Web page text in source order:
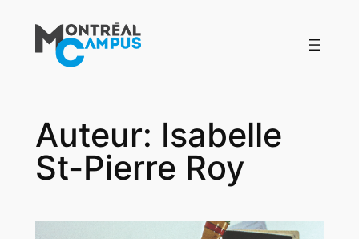
contenu
Auteur: Isabelle
St-Pierre Roy